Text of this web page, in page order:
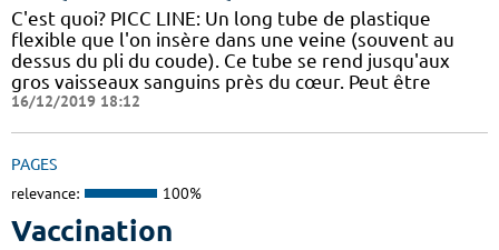
C'est quoi? PICC LINE: Un long tube de plastique
flexible que l'on insère dans une veine (souvent au
dessus du pli du coude). Ce tube se rend jusqu'aux
gros vaisseaux sanguins près du cœur. Peut être
16/12/2019 18:12
PAGES
relevance: 100%
Vaccination